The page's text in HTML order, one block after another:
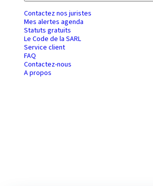
Contactez nos juristes
Mes alertes agenda
Statuts gratuits
Le Code de la SARL
Service client
FAQ
Contactez-nous
A propos